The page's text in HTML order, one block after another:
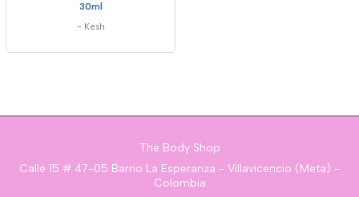
30ml
- Kesh
The Body Shop
Calle 15 # 47-05 Barrio La Esperanza - Villavicencio (Meta) -
Colombia